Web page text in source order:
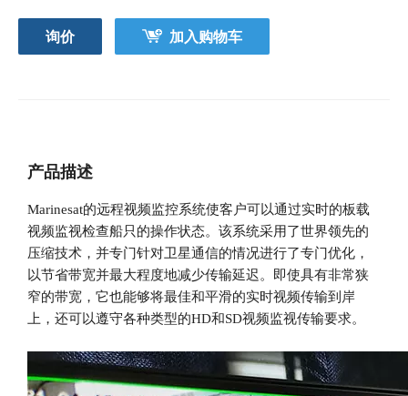
询价 加入购物车
产品描述
Marinesat的远程视频监控系统使客户可以通过实时的板载
视频监视检查船只的操作状态。该系统采用了世界领先的
压缩技术，并专门针对卫星通信的情况进行了专门优化，
以节省带宽并最大程度地减少传输延迟。即使具有非常狭
窄的带宽，它也能够将最佳和平滑的实时视频传输到岸
上，还可以遵守各种类型的HD和SD视频监视传输要求。